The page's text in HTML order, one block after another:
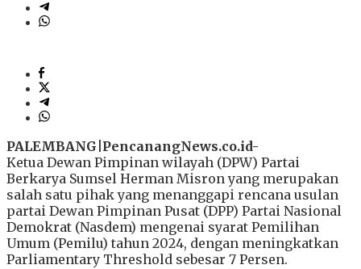
PALEMBANG|PencanangNews.co.id-
Ketua Dewan Pimpinan wilayah (DPW) Partai
Berkarya Sumsel Herman Misron yang merupakan
salah satu pihak yang menanggapi rencana usulan
partai Dewan Pimpinan Pusat (DPP) Partai Nasional
Demokrat (Nasdem) mengenai syarat Pemilihan
Umum (Pemilu) tahun 2024, dengan meningkatkan
Parliamentary Threshold sebesar 7 Persen.